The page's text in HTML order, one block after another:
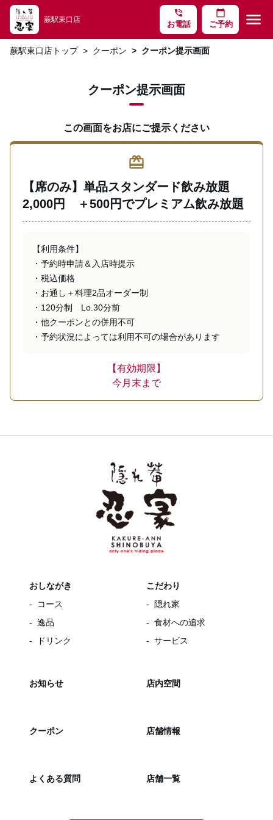
phone_in_talk
お電話
calendar_today
ご予約 menu
蕨駅東口店
蕨駅東口店トップ クーポン クーポン提示画面
クーポン提示画面
この画面をお店にご提示ください
redeem
【席のみ】単品スタンダード飲み放題
2,000円 ＋500円でプレミアム飲み放題
【利用条件】
・予約時申請＆入店時提示
・税込価格
・お通し＋料理2品オーダー制
・120分制　Lo.30分前
・他クーポンとの併用不可
・予約状況によっては利用不可の場合があります
【有効期限】
今月末まで
おしながき
コース
逸品
ドリンク
こだわり
隠れ家
食材への追求
サービス
お知らせ 店内空間
クーポン 店舗情報
よくある質問 店舗一覧